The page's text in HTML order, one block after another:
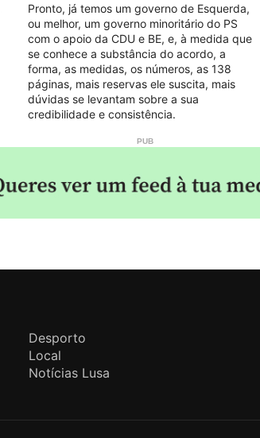
Pronto, já temos um governo de Esquerda,
ou melhor, um governo minoritário do PS
com o apoio da CDU e BE, e, à medida que
se conhece a substância do acordo, a
forma, as medidas, os números, as 138
páginas, mais reservas ele suscita, mais
dúvidas se levantam sobre a sua
credibilidade e consistência.
Desporto
Local
Notícias Lusa